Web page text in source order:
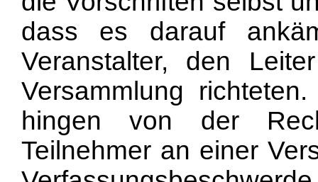
dass es darauf
Veranstalter, den
Versammlung
hingen von der
Teilnehmer an einer